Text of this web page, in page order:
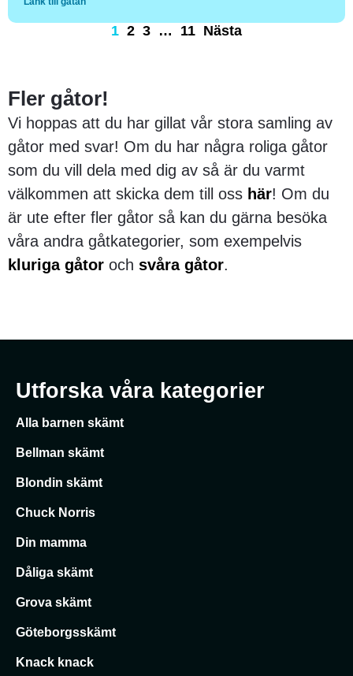
1 2 3 … 11 Nästa
Fler gåtor!
Vi hoppas att du har gillat vår stora samling av
gåtor med svar! Om du har några roliga gåtor
som du vill dela med dig av så är du varmt
välkommen att skicka dem till oss här! Om du
är ute efter fler gåtor så kan du gärna besöka
våra andra gåtkategorier, som exempelvis
kluriga gåtor och svåra gåtor.
Utforska våra kategorier
Alla barnen skämt
Bellman skämt
Blondin skämt
Chuck Norris
Din mamma
Dåliga skämt
Grova skämt
Göteborgsskämt
Knack knack